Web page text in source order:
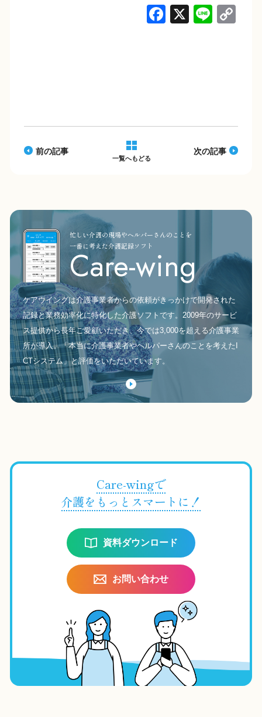
F
o
X Li
前の記事
一覧へもどる
次の記事
Care-wing
忙しい介護の現場やヘルパーさんのことを
一番に考えた介護記録ソフト
ケアウイングは介護事業者からの依頼がきっかけで開発された
記録と業務効率化に特化した介護ソフトです。2009年のサービ
ス提供から長年ご愛顧いただき、今では3,000を超える介護事業
所が導入。「本当に介護事業者やヘルパーさんのことを考えたI
CTシステム」と評価をいただいています。
Care-wingで
介護をもっとスマートに！
資料ダウンロード
お問い合わせ